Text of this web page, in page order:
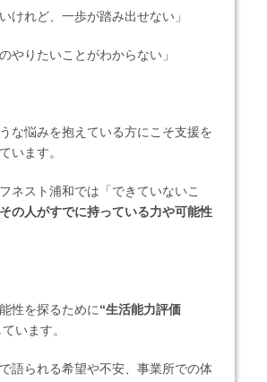
けれど、一歩が踏み出せない」
やりたいことがわからない」
な悩みを抱えている方にこそ支援を
います。
ネスト浦和では「できていないこ
その人がすでに持っている力や可能性
性を探るために“生活能力評価
います。
語られる希望や不安、事業所での体